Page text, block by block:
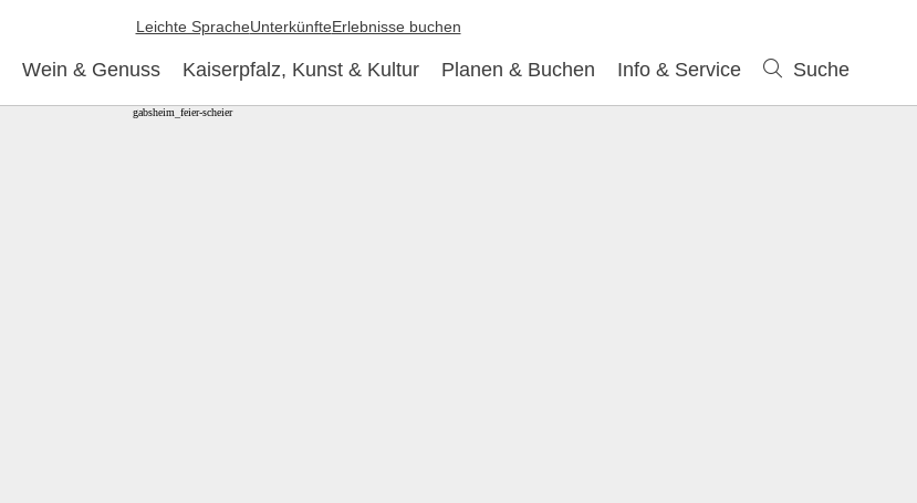
Wein & Genuss Kaiserpfalz, Kunst & Kultur Planen & Buchen Info & Service Suche
Leichte SpracheUnterkünfteErlebnisse buchen